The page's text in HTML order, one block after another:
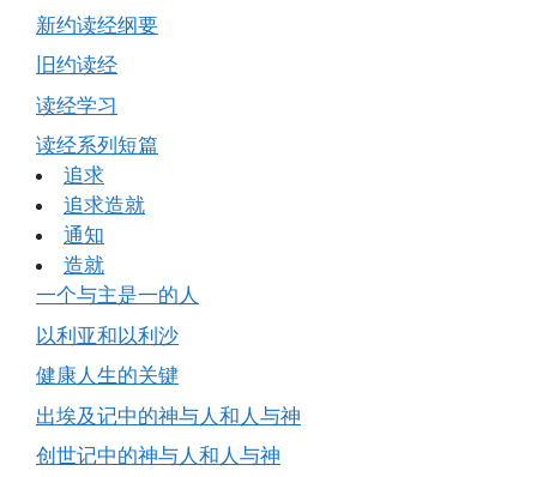
新约读经纲要
旧约读经
读经学习
读经系列短篇
追求
追求造就
通知
造就
一个与主是一的人
以利亚和以利沙
健康人生的关键
出埃及记中的神与人和人与神
创世记中的神与人和人与神